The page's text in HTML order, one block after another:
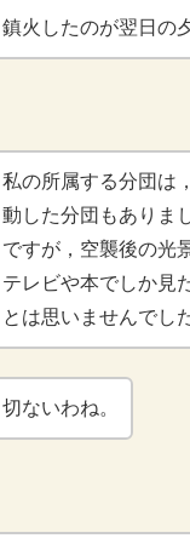
鎮火したのが翌日の
私の所属する分団は
動した分団もありま
ですが，空襲後の光
テレビや本でしか見
とは思いませんでし
切ないわね。